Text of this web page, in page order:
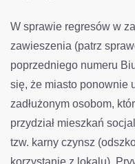
W sprawie regresów w
zawieszenia (patrz
poprzedniego numeru
się, że miasto ponownie
zadłużonym osobom,
przydział mieszkań
tzw. karny czynsz
korzystanie z lokalu).